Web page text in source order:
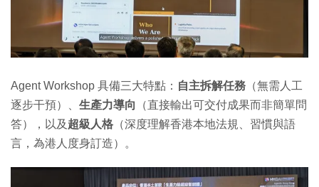
Agent Workshop 具備三大特點： 自主拆解任務 （無需人工
逐步干預）、 生產力導向
（直接輸出可交付成果而非簡單問
答），以及 超級人格 （深度理解香港本地法規、習慣與語
言，為港人度身訂造）。